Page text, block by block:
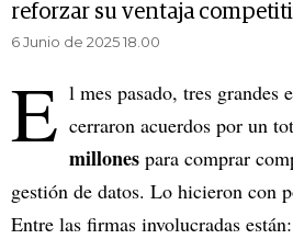
reforzar su ventaja
6 Junio de 2025 18.00
E l mes pasado, tres grandes
cerraron acuerdos por un
millones para comprar
gestión de datos. Lo hicieron con
Entre las firmas involucradas están: